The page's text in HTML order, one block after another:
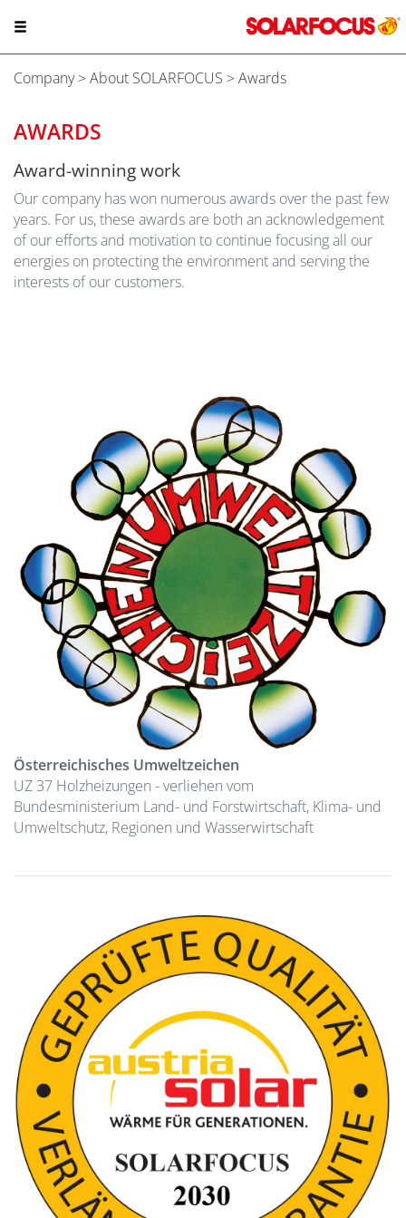
Company>About SOLARFOCUS > Awards
AWARDS
Award-winning work
Our company has won numerous awards over the past few
years. For us, these awards are both an acknowledgement
of our efforts and motivation to continue focusing all our
energies on protecting the environment and serving the
interests of our customers.
Österreichisches Umweltzeichen
UZ 37 Holzheizungen - verliehen vom
Bundesministerium Land- und Forstwirtschaft, Klima- und
Umweltschutz, Regionen und Wasserwirtschaft